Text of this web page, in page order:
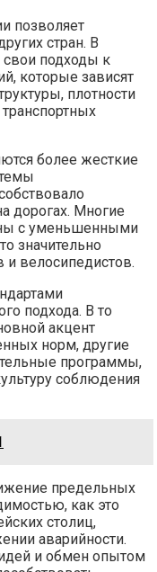
позволяет
стран. В
подходы к
которые зависят
плотности
более жесткие
дорогах. Многие
с уменьшенными
значительно
и велосипедистов.
подхода. В то
акцент
норм, другие
программы,
соблюдения
предельных
как это
столиц,
аварийности.
и обмен опытом